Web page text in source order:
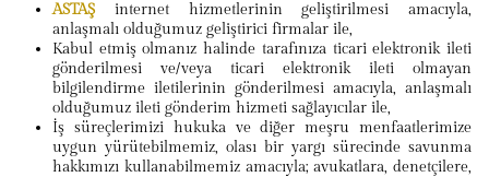
ASTAŞ internet hizmetlerinin geliştirilmesi amacıyla,
anlaşmalı olduğumuz geliştirici firmalar ile,
Kabul etmiş olmanız halinde tarafınıza ticari elektronik ileti
gönderilmesi ve/veya ticari elektronik ileti olmayan
bilgilendirme iletilerinin gönderilmesi amacıyla, anlaşmalı
olduğumuz ileti gönderim hizmeti sağlayıcılar ile,
İş süreçlerimizi hukuka ve diğer meşru menfaatlerimize
uygun yürütebilmemiz, olası bir yargı sürecinde savunma
hakkımızı kullanabilmemiz amacıyla; avukatlara, denetçilere,